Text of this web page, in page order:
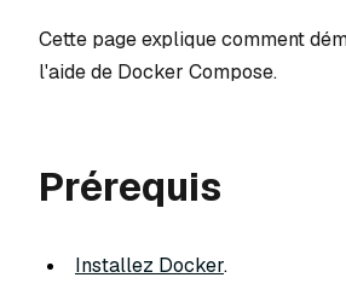
Cette page explique comment
l'aide de Docker Compose.
Prérequis
Installez Docker.